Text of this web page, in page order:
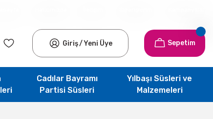
Giriş/Yeni Üye Sepetim
Cadılar Bayramı
Partisi Süsleri
Yılbaşı Süsleri ve
Malzemeleri